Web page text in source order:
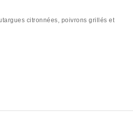
citronnées, poivrons grillés et